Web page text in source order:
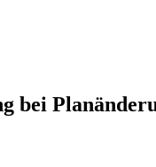
bei